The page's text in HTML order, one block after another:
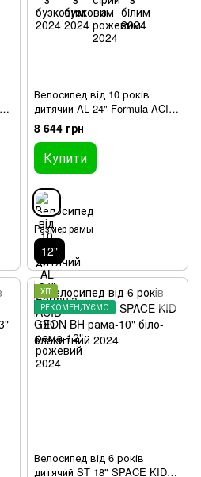
Велосипед від 10 років
дитячий AL 24" Formula ACID
DD рама-12" рожевий 2024
8 644 грн
Купити
Размер рамы
12"
ХІТ
РЕКОМЕНДУЄМО
Велосипед від 6 років
дитячий ST 18" SPACE KID